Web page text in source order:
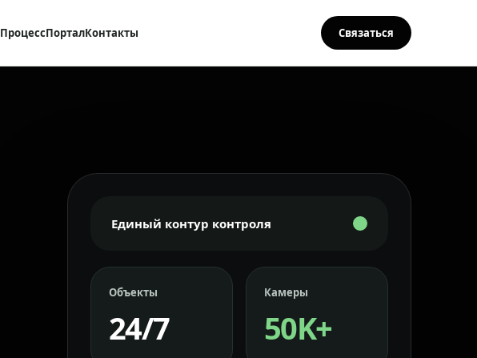
ПроцессПорталКонтакты Связаться
Единый контур контроля
Объекты
24/7
Камеры
50K+